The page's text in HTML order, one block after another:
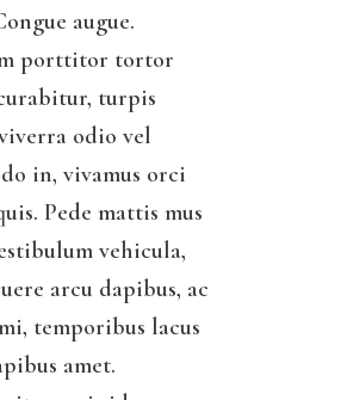
augue.
porttitor tortor
turpis
odio vel
in, vivamus orci
Pede mattis mus
vehicula,
arcu dapibus, ac
temporibus lacus
amet.